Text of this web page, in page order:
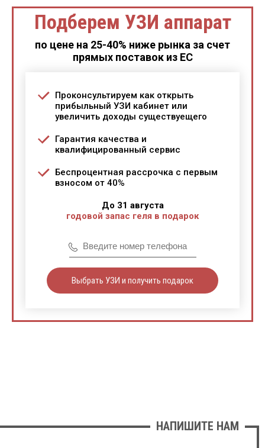
Подберем УЗИ аппарат
по цене на 25-40% ниже рынка за счет
прямых поставок из ЕС
Проконсультируем как открыть
прибыльный УЗИ кабинет или
увеличить доходы существуещего
Гарантия качества и
квалифицированный сервис
Беспроцентная рассрочка с первым
взносом от 40%
До 31 августа
годовой запас геля в подарок
Выбрать УЗИ и получить подарок
НАПИШИТЕ НАМ